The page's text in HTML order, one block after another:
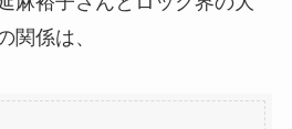
関係は、